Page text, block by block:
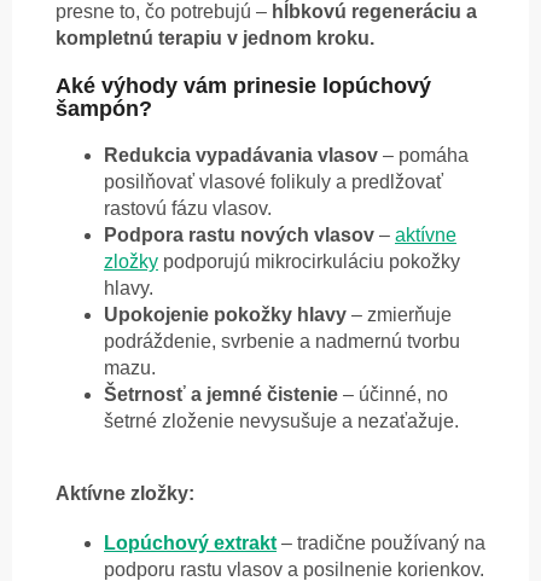
presne to, čo potrebujú – hĺbkovú regeneráciu a
kompletnú terapiu v jednom kroku.
Aké výhody vám prinesie lopúchový
šampón?
Redukcia vypadávania vlasov – pomáha
posilňovať vlasové folikuly a predlžovať
rastovú fázu vlasov.
Podpora rastu nových vlasov – aktívne
zložky podporujú mikrocirkuláciu pokožky
hlavy.
Upokojenie pokožky hlavy – zmierňuje
podráždenie, svrbenie a nadmernú tvorbu
mazu.
Šetrnosť a jemné čistenie – účinné, no
šetrné zloženie nevysušuje a nezaťažuje.
Aktívne zložky:
Lopúchový extrakt – tradične používaný na
podporu rastu vlasov a posilnenie korienkov.